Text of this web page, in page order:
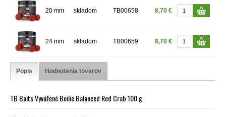
20 mm skladom TB00658 8,70 €
24 mm skladom TB00659 8,70 €
Popis Hodnotenia tovarov
TB Baits Vyvážené Boilie Balanced Red Crab 100 g